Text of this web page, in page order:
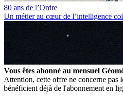
80 ans de l’Ordre
Un métier au cœur de l’intelligence
Vous êtes abonné au mensuel
Attention, cette offre ne concerne pas
bénéficient déjà de l'abonnement en